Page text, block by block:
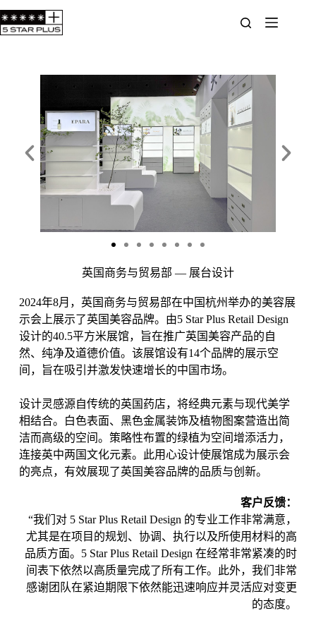
英国商务与贸易部 — 展台设计
2024年8月，英国商务与贸易部在中国杭州举办的美容展
示会上展示了英国美容品牌。由5 Star Plus Retail Design
设计的40.5平方米展馆，旨在推广英国美容产品的自
然、纯净及道德价值。该展馆设有14个品牌的展示空
间，旨在吸引并激发快速增长的中国市场。
设计灵感源自传统的英国药店，将经典元素与现代美学
相结合。白色表面、黑色金属装饰及植物图案营造出简
洁而高级的空间。策略性布置的绿植为空间增添活力，
连接英中两国文化元素。此用心设计使展馆成为展示会
的亮点，有效展现了英国美容品牌的品质与创新。
客户反馈：
“我们对 5 Star Plus Retail Design 的专业工作非常满意，
尤其是在项目的规划、协调、执行以及所使用材料的高
品质方面。5 Star Plus Retail Design 在经常非常紧凑的时
间表下依然以高质量完成了所有工作。此外，我们非常
感谢团队在紧迫期限下依然能迅速响应并灵活应对变更
的态度。